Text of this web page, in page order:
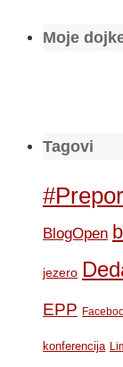
Moje
Tagovi
BlogOpen
jezero
EPP
konferencija